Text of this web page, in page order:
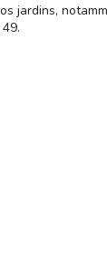
jardins,